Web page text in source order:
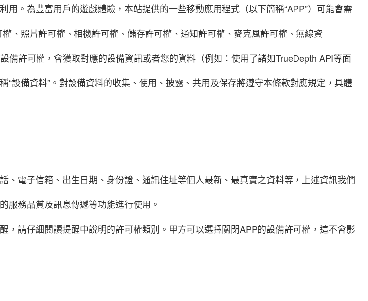
。為豐富用戶的遊戲體驗，本站提供的一些移動應用程式（以下簡稱“APP”）可能會需
、照片許可權、相機許可權、儲存許可權、通知許可權、麥克風許可權、無線資
許可權，會獲取對應的設備資訊或者您的資料（例如：使用了諸如TrueDepth API等面
設備資料”。對設備資料的收集、使用、披露、共用及保存將遵守本條款對應規定，具體
電子信箱、出生日期、身份證、通訊住址等個人最新、最真實之資料等，上述資訊我們
服務品質及訊息傳遞等功能進行使用。
請仔細閱讀提醒中說明的許可權類別。甲方可以選擇關閉APP的設備許可權，這不會影